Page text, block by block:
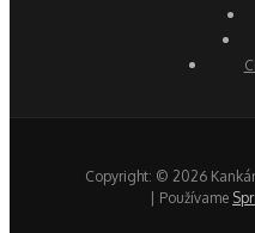
Copyright: © 2026
| Používame